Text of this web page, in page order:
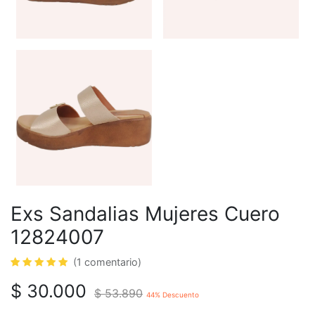
Exs Sandalias Mujeres Cuero
12824007
(1 comentario)
$ 30.000 $53.890 44% Descuento